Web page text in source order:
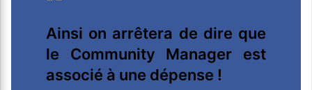
Ainsi on arrêtera de dire que
le Community Manager est
associé à une dépense !